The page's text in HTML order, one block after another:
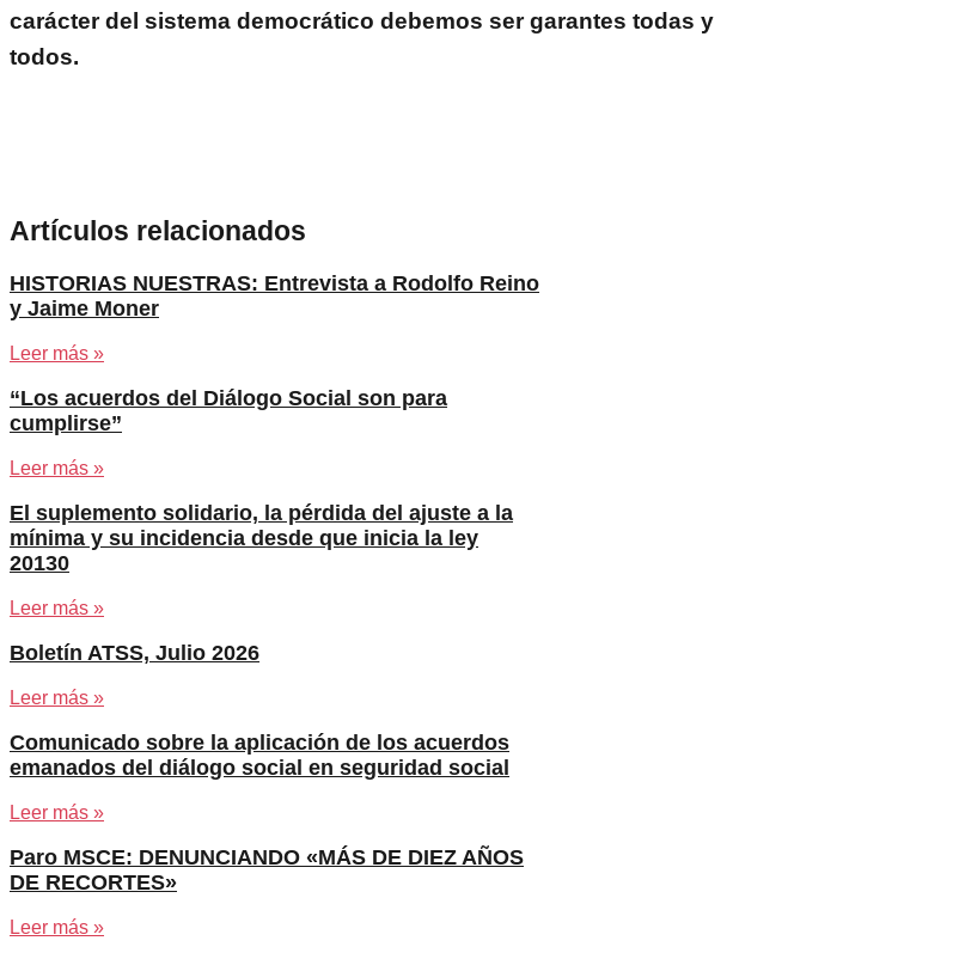
carácter del sistema democrático debemos ser garantes todas y
todos.
Artículos relacionados
HISTORIAS NUESTRAS: Entrevista a Rodolfo Reino
y Jaime Moner
Leer más »
“Los acuerdos del Diálogo Social son para
cumplirse”
Leer más »
El suplemento solidario, la pérdida del ajuste a la
mínima y su incidencia desde que inicia la ley
20130
Leer más »
Boletín ATSS, Julio 2026
Leer más »
Comunicado sobre la aplicación de los acuerdos
emanados del diálogo social en seguridad social
Leer más »
Paro MSCE: DENUNCIANDO «MÁS DE DIEZ AÑOS
DE RECORTES»
Leer más »